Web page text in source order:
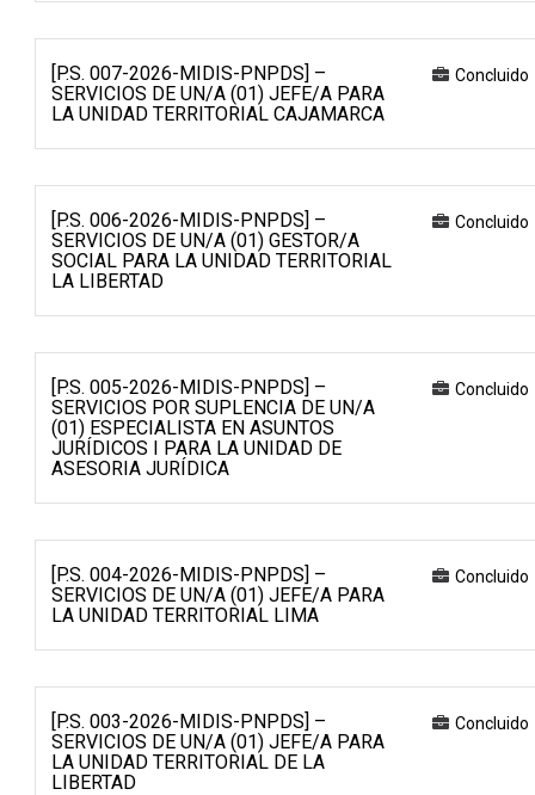
[P.S. 007-2026-MIDIS-PNPDS] –
SERVICIOS DE UN/A (01) JEFE/A PARA
LA UNIDAD TERRITORIAL CAJAMARCA
Concluido
[P.S. 006-2026-MIDIS-PNPDS] –
SERVICIOS DE UN/A (01) GESTOR/A
SOCIAL PARA LA UNIDAD TERRITORIAL
LA LIBERTAD
Concluido
[P.S. 005-2026-MIDIS-PNPDS] –
SERVICIOS POR SUPLENCIA DE UN/A
(01) ESPECIALISTA EN ASUNTOS
JURÍDICOS I PARA LA UNIDAD DE
ASESORIA JURÍDICA
Concluido
[P.S. 004-2026-MIDIS-PNPDS] –
SERVICIOS DE UN/A (01) JEFE/A PARA
LA UNIDAD TERRITORIAL LIMA
Concluido
[P.S. 003-2026-MIDIS-PNPDS] –
SERVICIOS DE UN/A (01) JEFE/A PARA
LA UNIDAD TERRITORIAL DE LA
LIBERTAD
Concluido